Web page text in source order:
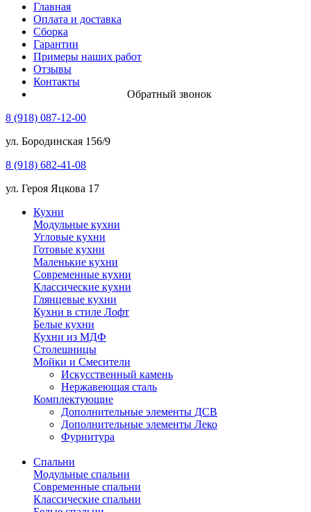
Главная
Оплата и доставка
Сборка
Гарантии
Примеры наших работ
Отзывы
Контакты
Обратный звонок
8 (918) 087-12-00
ул. Бородинская 156/9
8 (918) 682-41-08
ул. Героя Яцкова 17
Кухни
Модульные кухни
Угловые кухни
Готовые кухни
Маленькие кухни
Современные кухни
Классические кухни
Глянцевые кухни
Кухни в стиле Лофт
Белые кухни
Кухни из МДФ
Столешницы
Мойки и Смесители
Искусственный камень
Нержавеющая сталь
Комплектующие
Дополнительные элементы ДСВ
Дополнительные элементы Леко
Фурнитура
Спальни
Модульные спальни
Современные спальни
Классические спальни